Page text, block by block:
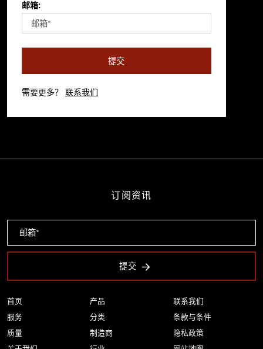
邮箱:
提交
需要更多？ 联系我们
首页
服务
质量
产品
分类
制造商
联系我们
条款与条件
隐私政策
订阅资讯
提交